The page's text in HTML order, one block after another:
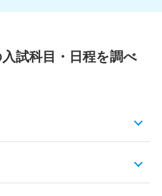
試科目・日程を調べ